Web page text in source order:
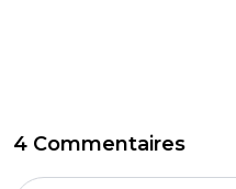
4 Commentaires